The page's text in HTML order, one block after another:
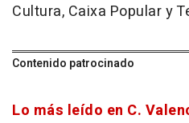
Cultura, Caixa Popular y
Contenido patrocinado
Lo más leído en C.